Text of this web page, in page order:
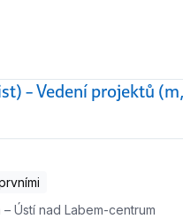
– Vedení projektů
– Ústí nad Labem-centrum